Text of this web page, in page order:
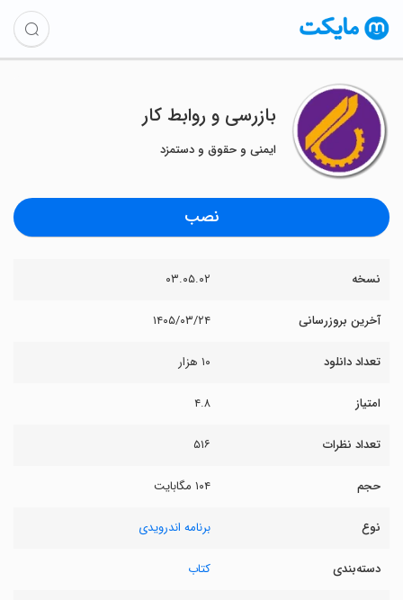
بازرسی و روابط کار
ایمنی و حقوق و دستمزد
نصب
نسخه ۰۳.۰۵.۰۲
آخرین بروزرسانی ۱۴۰۵/۰۳/۲۴
تعداد دانلود ۱۰ هزار
امتیاز ۴.۸
تعداد نظرات ۵۱۶
حجم ۱۰۴ مگابایت
نوع برنامه اندرویدی
دسته‌بندی کتاب